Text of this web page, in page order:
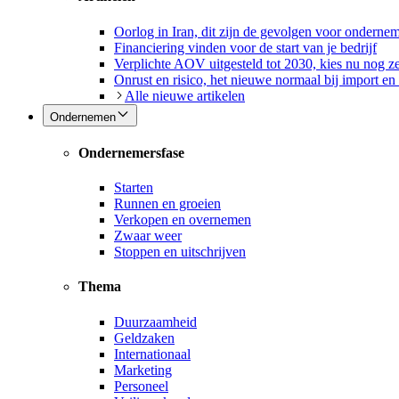
Oorlog in Iran, dit zijn de gevolgen voor
Financiering vinden voor de start van je bedrijf
Verplichte AOV uitgesteld tot 2030, kies nu nog
Onrust en risico, het nieuwe normaal bij import en
Alle nieuwe artikelen
Ondernemen
Ondernemersfase
Starten
Runnen en groeien
Verkopen en overnemen
Zwaar weer
Stoppen en uitschrijven
Thema
Duurzaamheid
Geldzaken
Internationaal
Marketing
Personeel